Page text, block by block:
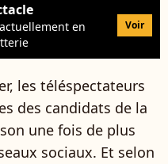
en
Voir
les téléspectateurs
des candidats de la
une fois de plus
sociaux. Et selon